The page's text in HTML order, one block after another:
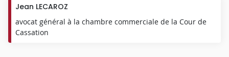
Jean LECAROZ
avocat général à la chambre commerciale de la Cour de
Cassation